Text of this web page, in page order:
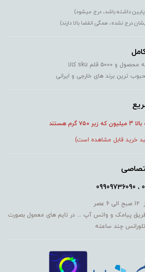
داشته باشد، درج میشود)
درج نشده، همگی انقضا بالا دارند)
ترین برند های خارجی و ایرانی
۷۵۰ گرم هستند
خرید قابل مشاهده است)
پیامک و واتس آپ ... در تایم های معمول بصورت
چند ساعته